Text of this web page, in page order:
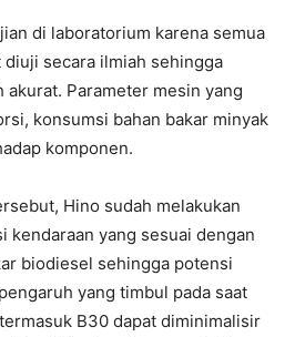
di laboratorium karena semua
secara ilmiah sehingga
Parameter mesin yang
konsumsi bahan bakar minyak
komponen.
Hino sudah melakukan
kendaraan yang sesuai dengan
biodiesel sehingga potensi
yang timbul pada saat
B30 dapat diminimalisir